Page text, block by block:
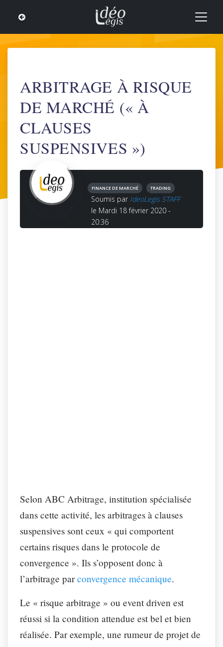
ARBITRAGE À RISQUE
DE MARCHÉ (« À
CLAUSES
SUSPENSIVES »)
FINANCE DE MARCHÉ TRADING
Soumis par IdeoLegis STAFF
le Mardi 18 février 2020 -
20:36
Selon ABC Arbitrage, institution spécialisée
dans cette activité, les arbitrages à clauses
suspensives sont ceux « qui comportent
certains risques dans le protocole de
convergence ». Ils s’opposent donc à
l’arbitrage parconvergence mécanique.
Le « risque arbitrage » ou event driven est
réussi si la condition attendue est bel et bien
réalisée. Par exemple, une rumeur de projet de